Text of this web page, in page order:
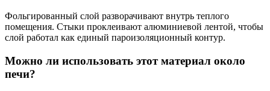
Фольгированный слой разворачивают внутрь теплого
помещения. Стыки проклеивают алюминиевой лентой, чтобы
слой работал как единый пароизоляционный контур.
Можно ли использовать этот материал около
печи?